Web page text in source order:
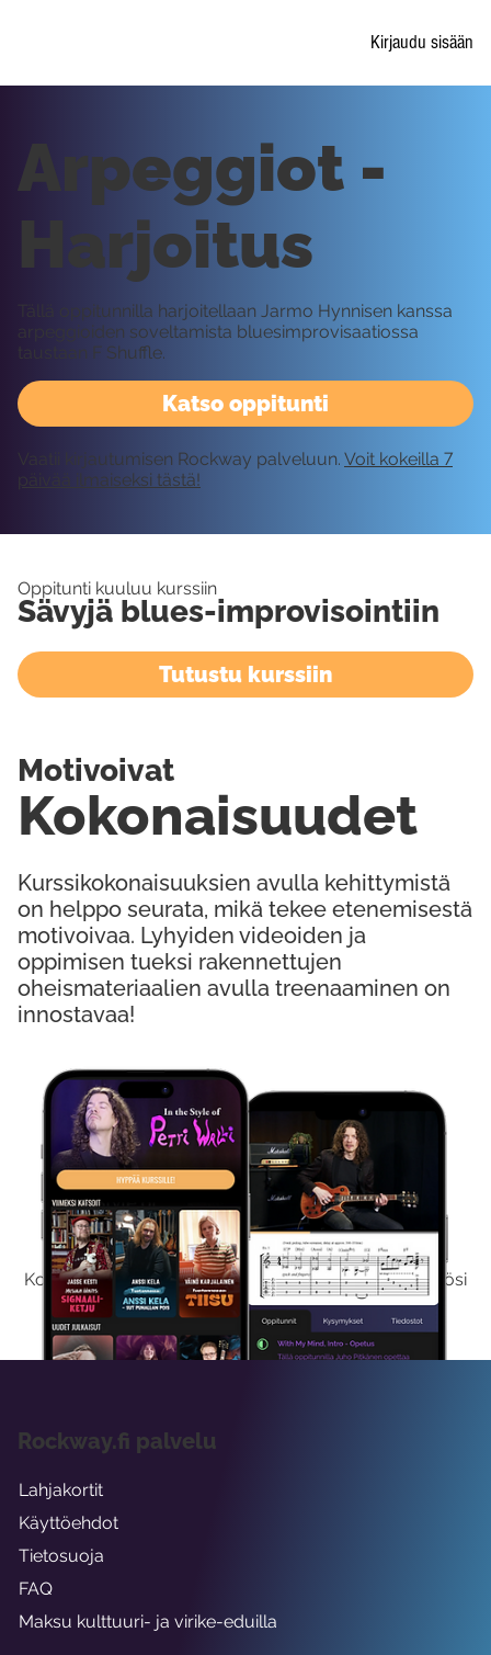
Kirjaudu sisään
Kokeile Ilmaiseksi
Kokeilemalla ilmaiseksi saat koko sisältömme käyttöösi
viikon ajaksi.
Katso oppitunti
Arpeggiot -
Harjoitus
Tällä oppitunnilla harjoitellaan Jarmo Hynnisen kanssa
arpeggioiden soveltamista bluesimprovisaatiossa
taustaan F Shuffle.
Vaatii kirjautumisen Rockway palveluun. Voit kokeilla 7
päivää ilmaiseksi tästä!
Oppitunti kuuluu kurssiin
Sävyjä blues-improvisointiin
Tutustu kurssiin
Kurssikokonaisuuksien avulla kehittymistä
on helppo seurata, mikä tekee etenemisestä
motivoivaa. Lyhyiden videoiden ja
oppimisen tueksi rakennettujen
oheismateriaalien avulla treenaaminen on
innostavaa!
Kokonaisuudet
Motivoivat
Rockway.fi palvelu
Lahjakortit
Käyttöehdot
Tietosuoja
FAQ
Maksu kulttuuri- ja virike-eduilla